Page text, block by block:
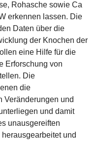
Rohasche sowie Ca
erkennen lassen. Die
Daten über die
der Knochen der
eine Hilfe für die
Erforschung von
Die
die
Veränderungen und
und damit
unausgereiften
und